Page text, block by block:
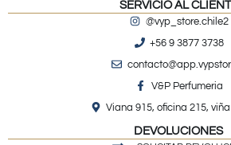
SERVICIO AL
@vyp_store.chile2
+56 9 3877 3738
V&P Perfumeria
Viana 915, oficina 215,
DEVOLUCIONES